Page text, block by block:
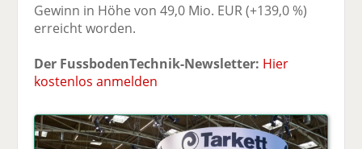
Gewinn in Höhe von 49,0 Mio. EUR (+139,0 %)
erreicht worden.
Der FussbodenTechnik-Newsletter: Hier
kostenlos anmelden